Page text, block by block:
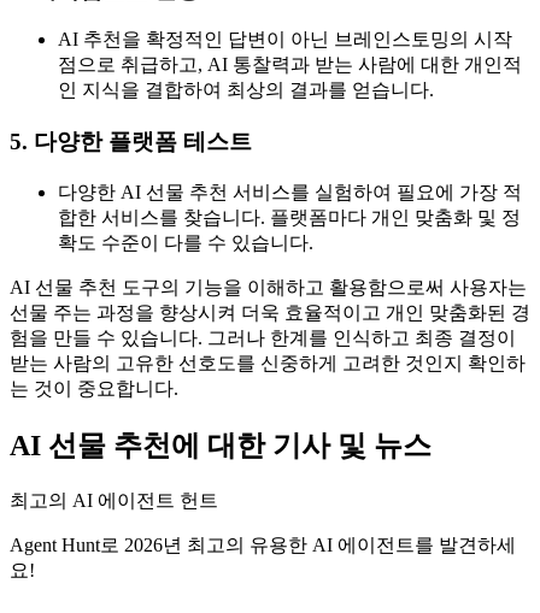
AI 추천을 확정적인 답변이 아닌 브레인스토밍의 시작
점으로 취급하고, AI 통찰력과 받는 사람에 대한 개인적
인 지식을 결합하여 최상의 결과를 얻습니다.
5. 다양한 플랫폼 테스트
다양한 AI 선물 추천 서비스를 실험하여 필요에 가장 적
합한 서비스를 찾습니다. 플랫폼마다 개인 맞춤화 및 정
확도 수준이 다를 수 있습니다.
AI 선물 추천 도구의 기능을 이해하고 활용함으로써 사용자는
선물 주는 과정을 향상시켜 더욱 효율적이고 개인 맞춤화된 경
험을 만들 수 있습니다. 그러나 한계를 인식하고 최종 결정이
받는 사람의 고유한 선호도를 신중하게 고려한 것인지 확인하
는 것이 중요합니다.
AI 선물 추천에 대한 기사 및 뉴스
최고의 AI 에이전트 헌트
Agent Hunt로 2026년 최고의 유용한 AI 에이전트를 발견하세
요!